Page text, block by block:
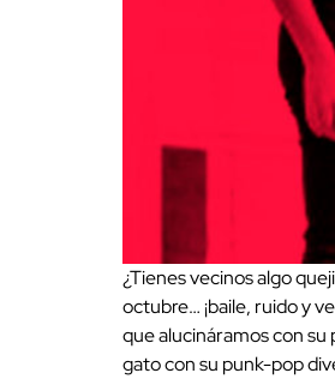
¿Tienes vecinos algo
octubre… ¡baile, ruido y
que alucináramos con
gato con su punk-pop